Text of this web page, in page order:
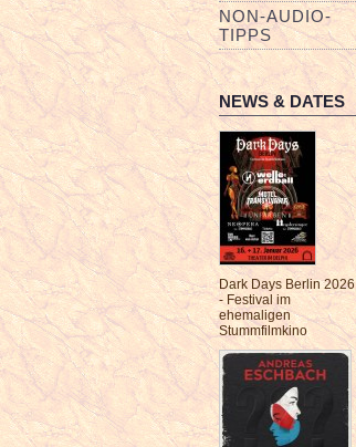
NON-AUDIO-
TIPPS
NEWS & DATES
Dark Days Berlin 2026
- Festival im
ehemaligen
Stummfilmkino